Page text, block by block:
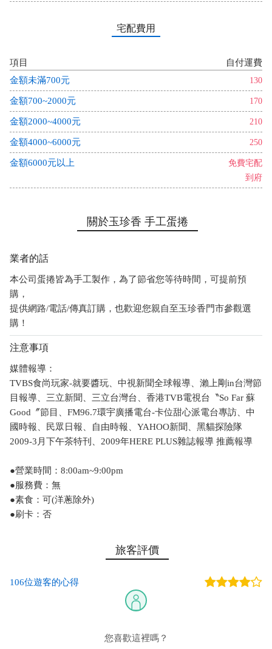
宅配費用
項目
自付運費
金額未滿700元
130
金額700~2000元 170
金額2000~4000元 210
金額4000~6000元 250
金額6000元以上
免費宅配
到府
關於玉珍香 手工蛋捲
業者的話
本公司蛋捲皆為手工製作，為了節省您等待時間，可提前預
購，
提供網路/電話/傳真訂購，也歡迎您親自至玉珍香門市參觀選
購！
注意事項
媒體報導：
TVBS食尚玩家-就要醬玩、中視新聞全球報導、瀨上剛in台灣節
目報導、三立新聞、三立台灣台、香港TVB電視台〝So Far 蘇
Good〞節目、FM96.7環宇廣播電台-卡位甜心派電台專訪、中
國時報、民眾日報、自由時報、YAHOO新聞、黑貓探險隊
2009-3月下午茶特刊、2009年HERE PLUS雜誌報導 推薦報導
●營業時間：8:00am~9:00pm
●服務費：無
●素食：可(洋蔥除外)
●刷卡：否
旅客評價
106位遊客的心得
您喜歡這裡嗎？